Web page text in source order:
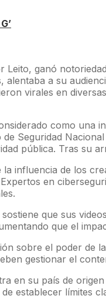
ganó
a su
virales en
como una
Seguridad Nacional
pública. Tras su
influencia de los
en
sostiene que sus
que el
sobre el poder de
gestionar el
en su país de
establecer límites